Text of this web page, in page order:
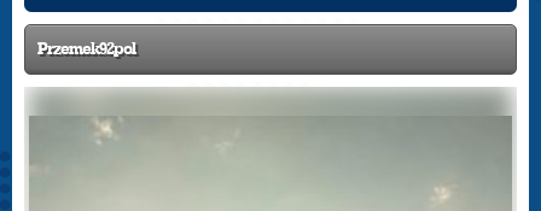
Przemek92pol